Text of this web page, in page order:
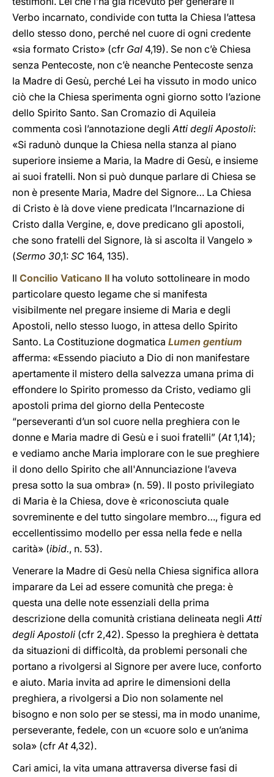
Verbo incarnato, condivide con tutta la Chiesa l’attesa
dello stesso dono, perché nel cuore di ogni credente
«sia formato Cristo» (cfr Gal 4,19). Se non c’è Chiesa
senza Pentecoste, non c’è neanche Pentecoste senza
la Madre di Gesù, perché Lei ha vissuto in modo unico
ciò che la Chiesa sperimenta ogni giorno sotto l’azione
dello Spirito Santo. San Cromazio di Aquileia
commenta così l’annotazione degliAtti degli Apostoli:
«Si radunò dunque la Chiesa nella stanza al piano
superiore insieme a Maria, la Madre di Gesù, e insieme
ai suoi fratelli. Non si può dunque parlare di Chiesa se
non è presente Maria, Madre del Signore… La Chiesa
di Cristo è là dove viene predicata l’Incarnazione di
Cristo dalla Vergine, e, dove predicano gli apostoli,
che sono fratelli del Signore, là si ascolta il Vangelo »
(Sermo 30,1: SC 164, 135).
Il Concilio Vaticano II ha voluto sottolineare in modo
particolare questo legame che si manifesta
visibilmente nel pregare insieme di Maria e degli
Apostoli, nello stesso luogo, in attesa dello Spirito
Santo. La Costituzione dogmatica Lumen gentium
afferma: «Essendo piaciuto a Dio di non manifestare
apertamente il mistero della salvezza umana prima di
effondere lo Spirito promesso da Cristo, vediamo gli
apostoli prima del giorno della Pentecoste
“perseveranti d’un sol cuore nella preghiera con le
donne e Maria madre di Gesù e i suoi fratelli” (At1,14);
e vediamo anche Maria implorare con le sue preghiere
il dono dello Spirito che all'Annunciazione l’aveva
presa sotto la sua ombra» (n. 59). Il posto privilegiato
di Maria è la Chiesa, dove è «riconosciuta quale
sovreminente e del tutto singolare membro…, figura ed
eccellentissimo modello per essa nella fede e nella
carità» (ibid., n. 53).
Venerare la Madre di Gesù nella Chiesa significa allora
imparare da Lei ad essere comunità che prega: è
questa una delle note essenziali della prima
descrizione della comunità cristiana delineata negliAtti
degli Apostoli (cfr 2,42). Spesso la preghiera è dettata
da situazioni di difficoltà, da problemi personali che
portano a rivolgersi al Signore per avere luce, conforto
e aiuto. Maria invita ad aprire le dimensioni della
preghiera, a rivolgersi a Dio non solamente nel
bisogno e non solo per se stessi, ma in modo unanime,
perseverante, fedele, con un «cuore solo e un’anima
sola» (cfrAt 4,32).
Cari amici, la vita umana attraversa diverse fasi di